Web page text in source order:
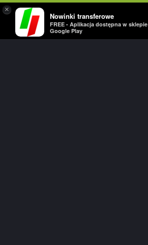
×
Nowinki transferowe
FREE - Aplikacja dostępna w sklepie
Google Play